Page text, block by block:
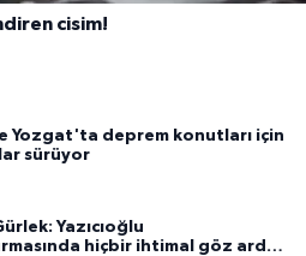
cisim!
Yozgat'ta deprem konutları için
sürüyor
Yazıcıoğlu
hiçbir ihtimal göz ardı